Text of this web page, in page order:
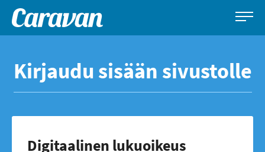
sisältöön
Caravan-
Leirintämatkailun
Kirjaudu sisään sivustolle
Digitaalinen lukuoikeus